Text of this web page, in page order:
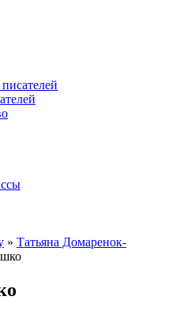
» Татьяна Домаренок-